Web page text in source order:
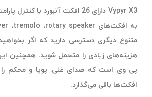
متنوع دیگری دسترسی دارید که اگر
پی وی است که صدای غنی، پویا و محکم را
افکت‌ها باقی می‌گذارد.